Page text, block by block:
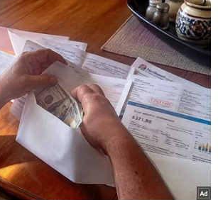
cũng được vinh danh ở giải
ngân hàng số xuất sắc nhất
tiếp do Global Brand
tặng.
ứng dụng này từng lọt Top
chính ngân hàng được tải nhiều
trên cả app Store và Google